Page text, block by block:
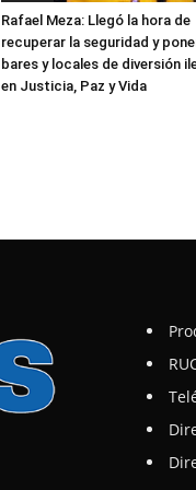
Rafael Meza: Llegó la hora de
recuperar la seguridad y
bares y locales de diversión
en Justicia, Paz y Vida